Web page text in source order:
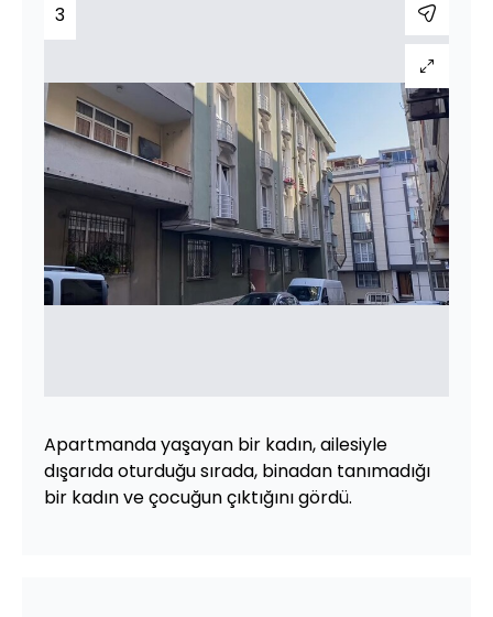
3
Apartmanda yaşayan bir kadın, ailesiyle
dışarıda oturduğu sırada, binadan tanımadığı
bir kadın ve çocuğun çıktığını gördü.